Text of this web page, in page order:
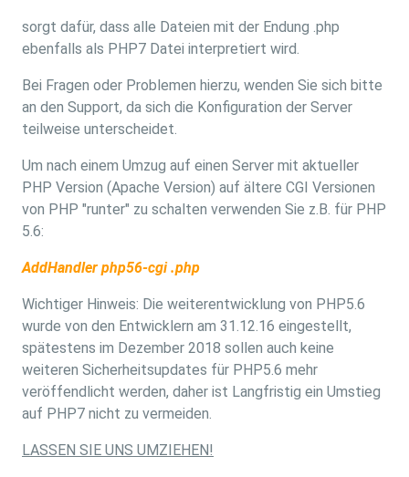
sorgt dafür, dass alle Dateien mit der Endung .php
ebenfalls als PHP7 Datei interpretiert wird.
Bei Fragen oder Problemen hierzu, wenden Sie sich bitte
an den Support, da sich die Konfiguration der Server
teilweise unterscheidet.
Um nach einem Umzug auf einen Server mit aktueller
PHP Version (Apache Version) auf ältere CGI Versionen
von PHP "runter" zu schalten verwenden Sie z.B. für PHP
5.6:
AddHandler php56-cgi .php
Wichtiger Hinweis: Die weiterentwicklung von PHP5.6
wurde von den Entwicklern am 31.12.16 eingestellt,
spätestens im Dezember 2018 sollen auch keine
weiteren Sicherheitsupdates für PHP5.6 mehr
veröffendlicht werden, daher ist Langfristig ein Umstieg
auf PHP7 nicht zu vermeiden.
LASSEN SIE UNS UMZIEHEN!